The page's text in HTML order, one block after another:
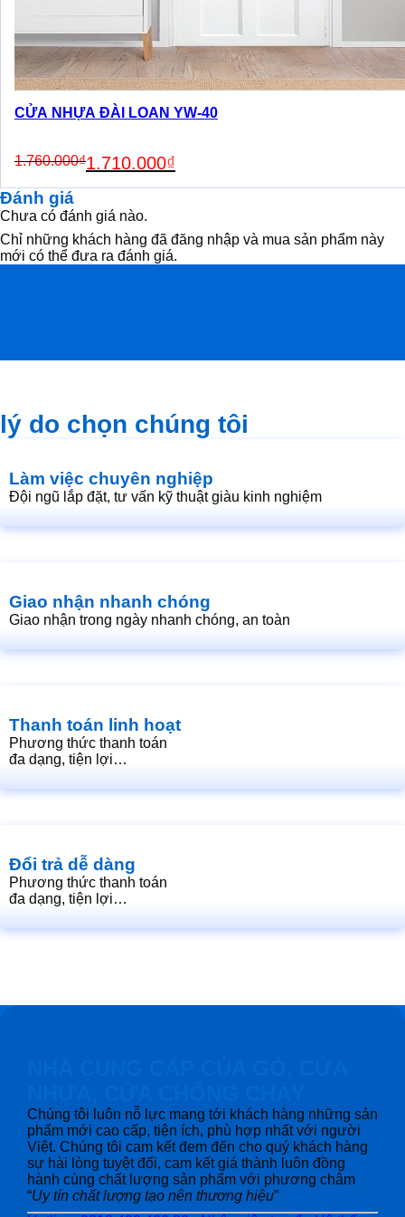
CỬA NHỰA ĐÀI LOAN YW-40
1.760.000₫
price
was:
1.710.000₫
price
is:
Đánh giá
Chưa có đánh giá nào.
Chỉ những khách hàng đã đăng nhập và mua sản phẩm này
mới có thể đưa ra đánh giá.
lý do chọn chúng tôi
Làm việc chuyên nghiệp
Đội ngũ lắp đặt, tư vấn kỹ thuật giàu kinh nghiệm
Giao nhận nhanh chóng
Giao nhận trong ngày nhanh chóng, an toàn
Thanh toán linh hoạt
Phương thức thanh toán
đa dạng, tiện lợi…
Đổi trả dễ dàng
Phương thức thanh toán
đa dạng, tiện lợi…
Chúng tôi luôn nỗ lực mang tới khách hàng những sản
phẩm mới cao cấp, tiện ích, phù hợp nhất với người
Việt. Chúng tôi cam kết đem đến cho quý khách hàng
sự hài lòng tuyệt đối, cam kết giá thành luôn đồng
hành cùng chất lượng sản phẩm với phương châm
“Uy tín chất lượng tạo nên thương hiệu”